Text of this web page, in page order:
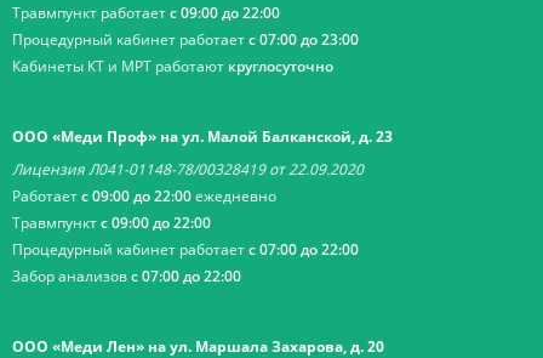
Травмпункт работаетс 09:00 до 22:00
Процедурный кабинет работаетс 07:00 до 23:00
Кабинеты КТ и МРТ работают круглосуточно
ООО «Меди Проф» на ул. Малой Балканской, д. 23
Лицензия Л041-01148-78/00328419 от 22.09.2020
Работаетс 09:00 до 22:00ежедневно
Травмпунктс 09:00 до 22:00
Процедурный кабинет работаетс 07:00 до 22:00
Забор анализовс 07:00 до 22:00
ООО «Меди Лен» на ул. Маршала Захарова, д. 20